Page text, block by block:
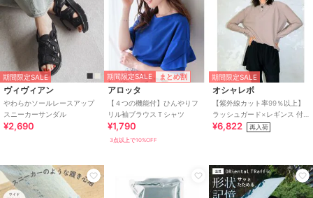
期間限定SALE
ヴィヴィアン
やわらかソールレースアップ
スニーカーサンダル
¥2,690
期間限定SALE まとめ割
アロッタ
【４つの機能付】ひんやりフ
リル袖ブラウスＴシャツ
¥1,790
3点以上で10%OFF
期間限定SALE
オシャレボ
【紫外線カット率99％以上】
ラッシュガード×レギンス 付
き タンキニ
¥6,822 再入荷